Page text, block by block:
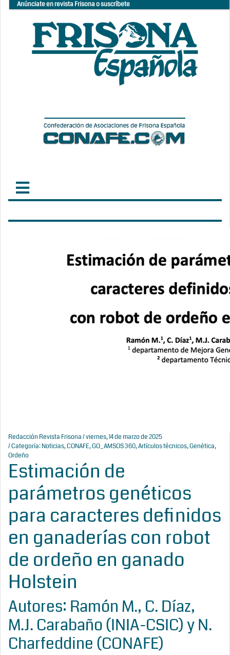
Anúnciate en revista Frisona o suscríbete
Redacción Revista Frisona/ viernes, 14 de marzo de 2025
/ Categoría:Noticias,CONAFE,GO_AMSOS 360,Artículos técnicos,Genética,
Ordeño
Estimación de
parámetros genéticos
para caracteres definidos
en ganaderías con robot
de ordeño en ganado
Holstein
Autores: Ramón M., C. Díaz,
M.J. Carabaño (INIA-CSIC) y N.
Charfeddine (CONAFE)